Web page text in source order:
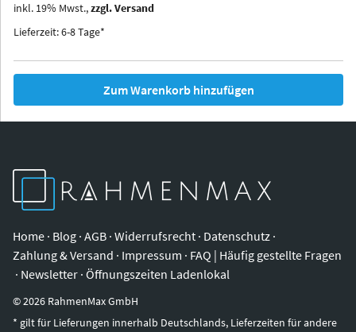
Iowa
inkl. 19% Mwst.,zzgl. Versand
Lieferzeit: 6-8 Tage*
Zum Warenkorb hinzufügen
Home · Blog · AGB · Widerrufsrecht · Datenschutz ·
Zahlung & Versand · Impressum · FAQ | Häufig gestellte Fragen
· Newsletter · Öffnungszeiten Ladenlokal
©2026 RahmenMax GmbH
* gilt für Lieferungen innerhalb Deutschlands, Lieferzeiten für andere